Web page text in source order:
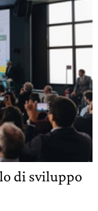
di sviluppo